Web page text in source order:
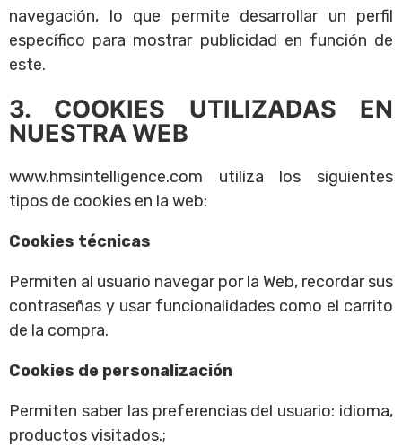
navegación, lo que permite desarrollar un perfil
específico para mostrar publicidad en función de
este.
3. COOKIES UTILIZADAS EN
NUESTRA WEB
www.hmsintelligence.com utiliza los siguientes
tipos de cookies en la web:
Cookies técnicas
Permiten al usuario navegar por la Web, recordar sus
contraseñas y usar funcionalidades como el carrito
de la compra.
Cookies de personalización
Permiten saber las preferencias del usuario: idioma,
productos visitados.;